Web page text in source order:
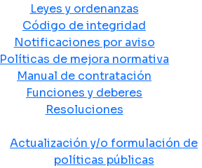
Leyes y ordenanzas
Código de integridad
Notificaciones por aviso
Políticas de mejora normativa
Manual de contratación
Funciones y deberes
Resoluciones
Actualización y/o formulación de
políticas públicas